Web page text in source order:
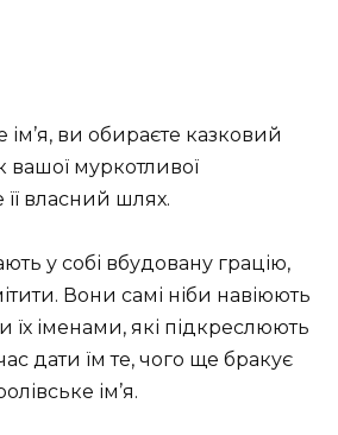
ви обираєте казковий
муркотливої
власний шлях.
у собі вбудовану грацію,
Вони самі ніби навіюють
їх іменами, які підкреслюють
дати їм те, чого ще бракує
ім’я.